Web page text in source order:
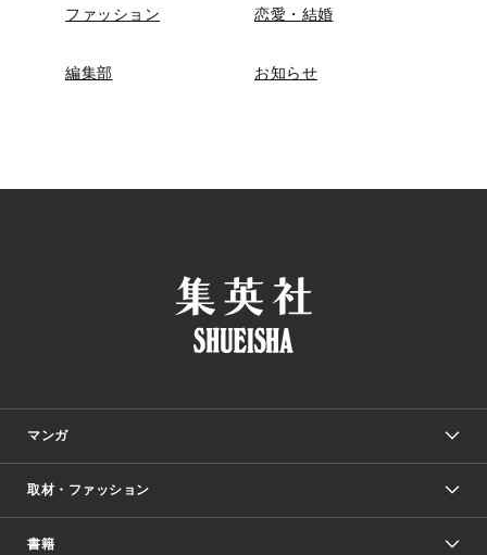
ファッション 恋愛・結婚
編集部 お知らせ
マンガ
少年マンガ
取材・ファッション
書籍